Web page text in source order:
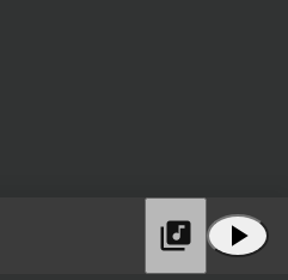
play_arrow
library_music